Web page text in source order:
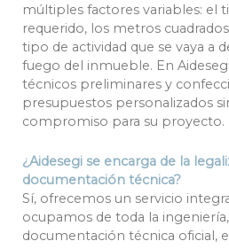
múltiples factores variables: el
requerido, los metros
tipo de actividad que se vaya a
fuego del inmueble. En
técnicos preliminares y
presupuestos personalizados
compromiso para su proyecto.
¿Aidesegi se encarga de la
documentación técnica?
Sí, ofrecemos un servicio
ocupamos de toda la
documentación técnica oficial,